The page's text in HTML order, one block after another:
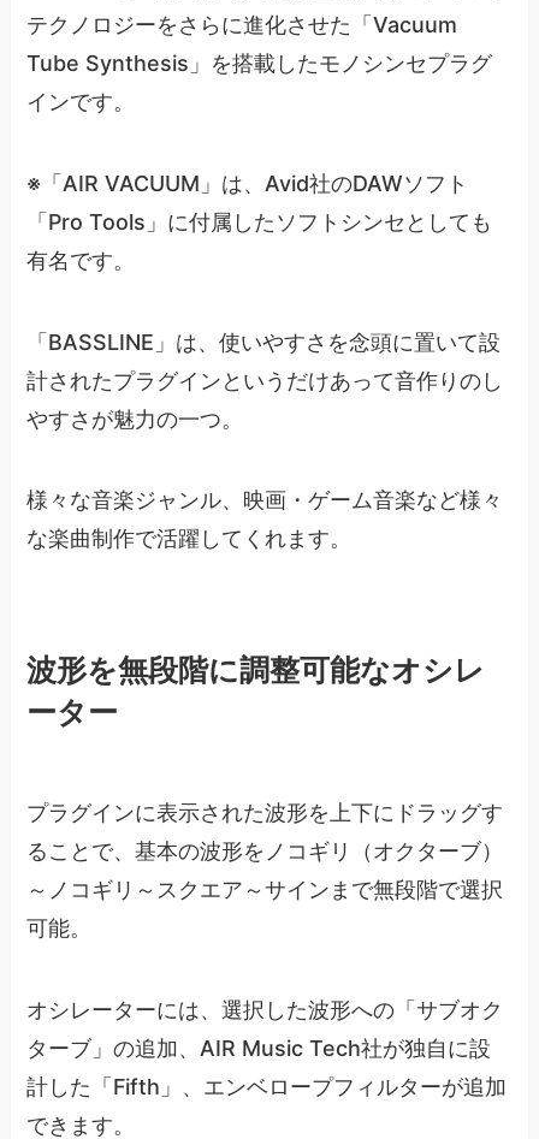
テクノロジーをさらに進化させた「Vacuum
Tube Synthesis」を搭載したモノシンセプラグ
インです。
※「AIR VACUUM」は、Avid社のDAWソフト
「Pro Tools」に付属したソフトシンセとしても
有名です。
「BASSLINE」は、使いやすさを念頭に置いて設
計されたプラグインというだけあって音作りのし
やすさが魅力の一つ。
様々な音楽ジャンル、映画・ゲーム音楽など様々
な楽曲制作で活躍してくれます。
波形を無段階に調整可能なオシレ
ーター
プラグインに表示された波形を上下にドラッグす
ることで、基本の波形をノコギリ（オクターブ）
～ノコギリ～スクエア～サインまで無段階で選択
可能。
オシレーターには、選択した波形への「サブオク
ターブ」の追加、AIR Music Tech社が独自に設
計した「Fifth」、エンベロープフィルターが追加
できます。